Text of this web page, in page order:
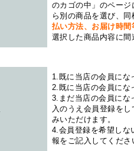
のカゴの中」のペー
ら別の商品を選び、
払い方法、お届け時
選択した商品内容に
1.既に当店の会員にな
2.既に当店の会員にな
3.まだ当店の会員にな
入のうえ会員登録を
みいただけます。
4.会員登録を希望しな
報をご記入してくださ